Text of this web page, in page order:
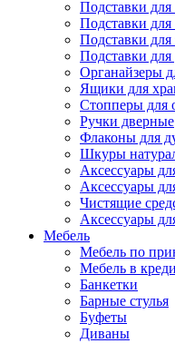
Подставки для
Подставки для
Подставки для
Подставки
Органайзеры
Ящики для
Стопперы для
Ручки дверные
Флаконы для
Шкуры
Аксессуары
Аксессуары
Чистящие
Аксессуары
Мебель
Мебель по
Мебель в
Банкетки
Барные стулья
Буфеты
Диваны